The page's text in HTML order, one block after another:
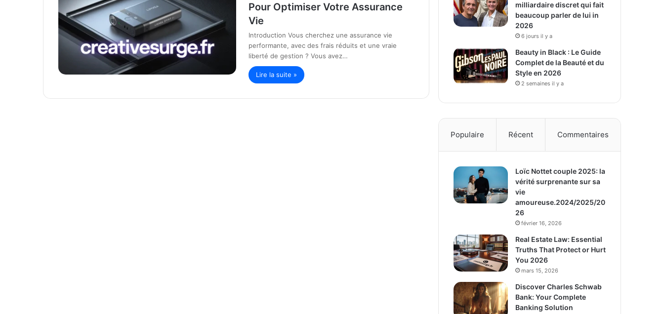
Pour Optimiser Votre Assurance
Vie
Introduction Vous cherchez une assurance vie
performante, avec des frais réduits et une vraie
liberté de gestion ? Vous avez…
Lire la suite »
milliardaire discret qui fait
beaucoup parler de lui in
2026
6 jours il y a
Beauty in Black : Le Guide
Complet de la Beauté et du
Style en 2026
2 semaines il y a
Populaire Récent Commentaires
Loïc Nottet couple 2025: la
vérité surprenante sur sa
vie
amoureuse.2024/2025/20
26
février 16, 2026
Real Estate Law: Essential
Truths That Protect or Hurt
You 2026
mars 15, 2026
Discover Charles Schwab
Bank: Your Complete
Banking Solution